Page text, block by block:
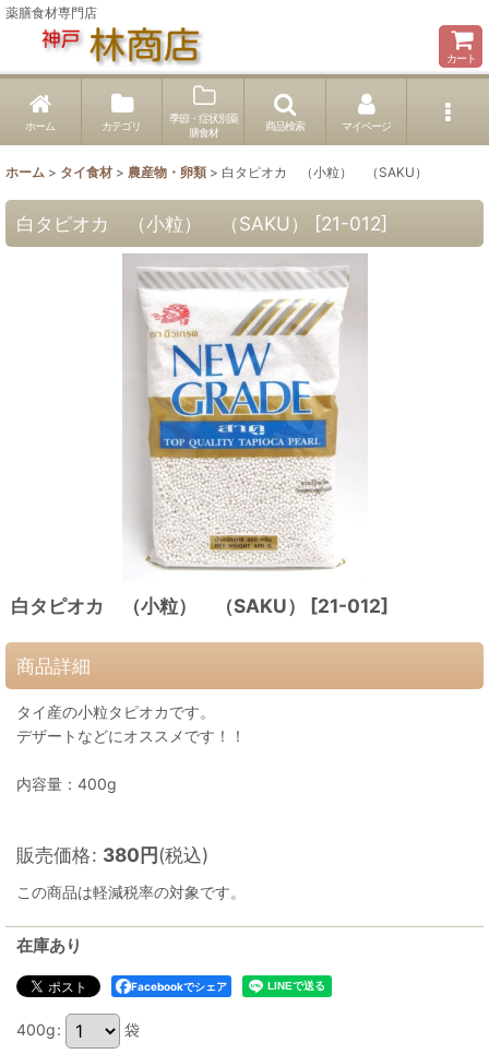
薬膳食材専門店
カート
ホーム カテゴリ
季節・症状別薬
膳食材
商品検索 マイページ
ホーム > タイ食材 > 農産物・卵類 > 白タピオカ （小粒） （SAKU）
白タピオカ （小粒） （SAKU） [21-012]
白タピオカ （小粒） （SAKU） [21-012]
商品詳細
タイ産の小粒タピオカです。
デザートなどにオススメです！！
内容量：400g
販売価格: 380円(税込)
この商品は軽減税率の対象です。
在庫あり
Facebookでシェア
400g: 袋